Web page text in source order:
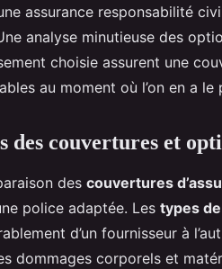
assurance responsabilité
analyse minutieuse des
choisie assurent une
au moment où l’on en a le
des couvertures et
des couvertures
police adaptée. Les types
d’un fournisseur à
dommages corporels et